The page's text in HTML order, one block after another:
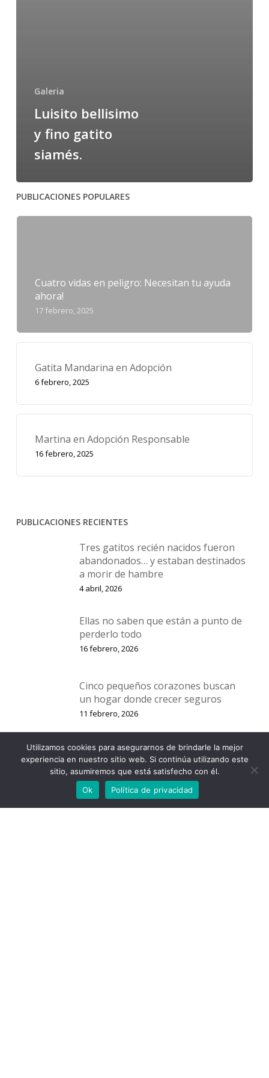
Galeria
Luisito bellisimo
y fino gatito
siamés.
PUBLICACIONES POPULARES
Cuatro vidas en peligro: Necesitan tu ayuda
ahora!
17 febrero, 2025
Gatita Mandarina en Adopción
6 febrero, 2025
Martina en Adopción Responsable
16 febrero, 2025
PUBLICACIONES RECIENTES
Tres gatitos recién nacidos fueron
abandonados… y estaban destinados
a morir de hambre
4 abril, 2026
Ellas no saben que están a punto de
perderlo todo
16 febrero, 2026
Cinco pequeños corazones buscan
un hogar donde crecer seguros
11 febrero, 2026
Cuatro gatitos, dos rescates… y una
sola esperanza: un hogar
2 enero, 2026
Utilizamos cookies para asegurarnos de brindarle la mejor
experiencia en nuestro sitio web. Si continúa utilizando este
sitio, asumiremos que está satisfecho con él.
Ok
Política de privacidad